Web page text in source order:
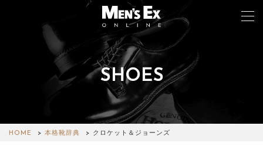
SHOES
HOME 本格靴辞典 クロケット＆ジョーンズ
WATCH